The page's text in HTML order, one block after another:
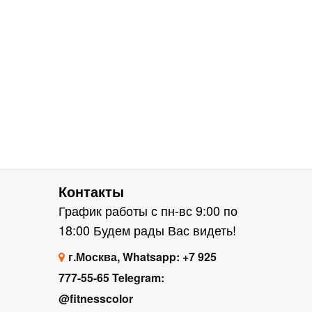
Контакты
График работы с пн-вс 9:00 по
18:00 Будем рады Вас видеть!
г.Москва, Whatsapp: +7 925
777-55-65 Telegram:
@fitnesscolor